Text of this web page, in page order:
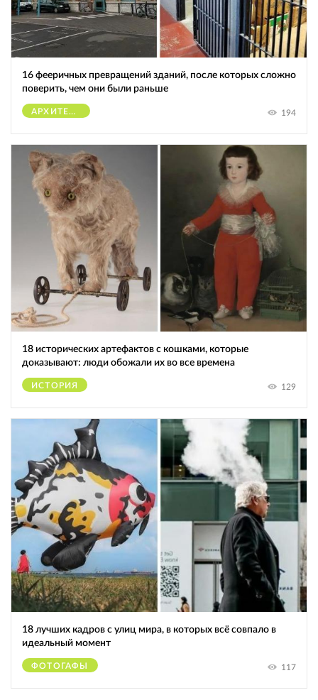
16 фееричных превращений зданий, после которых сложно
поверить, чем они были раньше
АРХИТЕКТУРА 194
18 исторических артефактов с кошками, которые
доказывают: люди обожали их во все времена
ИСТОРИЯ 129
18 лучших кадров с улиц мира, в которых всё совпало в
идеальный момент
ФОТОГАФЫ 117